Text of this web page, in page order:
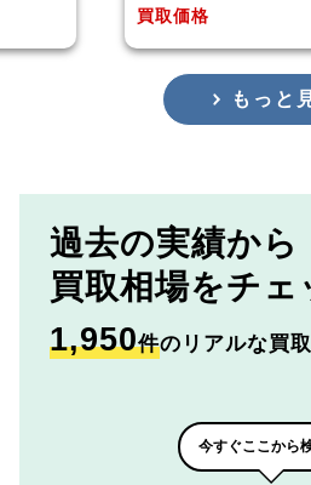
買取価格
もっと
過去の実績から
買取相場をチェ
1,950件のリアルな買
今すぐここから